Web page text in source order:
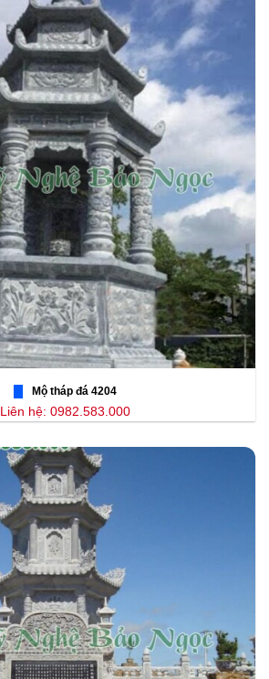
Mộ tháp đá 4204
Liên hệ: 0982.583.000